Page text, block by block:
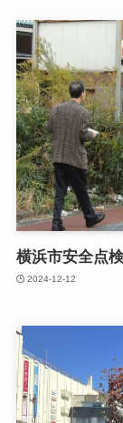
横浜市安全点
2024-12-12